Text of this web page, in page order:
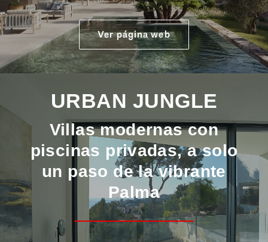
Ver página web
URBAN JUNGLE
Villas modernas con
piscinas privadas, a solo
un paso de la vibrante
Palma